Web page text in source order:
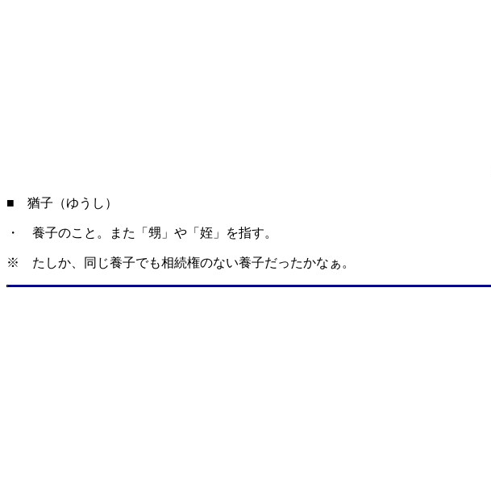
■ 猶子（ゆうし）
・ 養子のこと。また「甥」や「姪」を指す。
※ たしか、同じ養子でも相続権のない養子だったかなぁ。